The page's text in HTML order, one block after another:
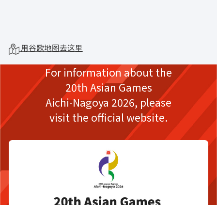
用谷歌地图去这里
For information about the
20th Asian Games
Aichi-Nagoya 2026, please
visit the official website.